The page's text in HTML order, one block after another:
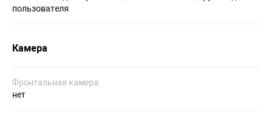
пользователя
Камера
Фронтальная камера
нет